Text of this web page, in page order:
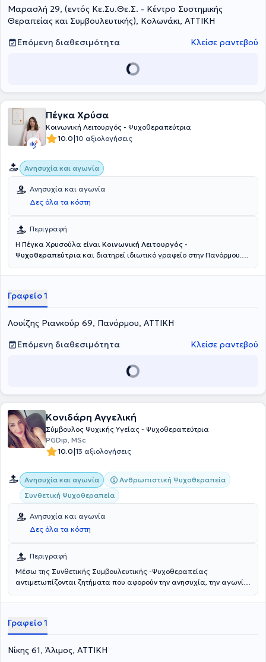
σοβαρής ασθένειας (πχ καρκίνος) και άλλα. Η πρώτη συνεδρία
αφορά στην γνωριμία, την διερεύνηση του αιτήματος και των
αναγκών, στο χτίσιμο μιας θεραπευτικής σχέσης, εμπιστοσύνης και
ασφάλειας χωρίς κριτική και με στόχο την κοινή διαμόρφωση του
πλαισίου συνεργασίας.
Μαρασλή 29, (εντός Κε.Συ.Θε.Σ. - Κέντρο Συστημικής
Θεραπείας και Συμβουλευτικής), Κολωνάκι, ΑΤΤΙΚΗ
Επόμενη διαθεσιμότητα
Κλείσε ραντεβού
Πέγκα Χρύσα
Κοινωνική Λειτουργός - Ψυχοθεραπεύτρια
10.0|10 αξιολογήσεις
Ανησυχία και αγωνία
Ανησυχία και αγωνία
Δες όλα τα κόστη
Περιγραφή
Η Πέγκα Χρυσούλα είναι Κοινωνική Λειτουργός -
Ψυχοθεραπεύτρια και διατηρεί ιδιωτικό γραφείο στην Πανόρμου.
εκπαιδευμένη στη Συστημική Ψυχοθεραπεία μέσω του Εργαστηρίου
πλαίσια ψυχικής υγείας, όπως η ΑΜΚΕ ΑΙΓΕΑΣ και το Ερευνητικό
Πανεπιστημιακό Ινστιτούτο Ψυχικής Υγιεινής, παρέχοντας
συμβουλευτικές και ψυχοθεραπευτικές υπηρεσίες, συντονίζοντας
θεραπευτικές ομάδες και σχεδιάζοντας εξατομικευμένες
παρεμβάσεις. Από τον Φεβρουάριο του 2025 διατηρεί το δικό της
χώρο συμβουλευτικής και ψυχοθεραπείας στους Αμπελόκηπους,
και τη δημιουργία μιας ασφαλούς και υποστηρικτικής
εθελοντική δράση.
Γραφείο 1
Λουίζης Ριανκούρ 69, Πανόρμου, ΑΤΤΙΚΗ
Επόμενη διαθεσιμότητα
Κλείσε ραντεβού
Κονιδάρη Αγγελική
Σύμβουλος Ψυχικής Υγείας - Ψυχοθεραπεύτρια
PGDip, MSc
10.0|13 αξιολογήσεις
Ανησυχία και αγωνία
Ανθρωπιστική Ψυχοθεραπεία
Συνθετική Ψυχοθεραπεία
Ανησυχία και αγωνία
Δες όλα τα κόστη
Περιγραφή
Μέσω της Συνθετικής Συμβουλευτικής -Ψυχοθεραπείας
αντιμετωπίζονται ζητήματα που αφορούν την ανησυχία, την αγωνία,
Γραφείο 1
Νίκης 61, Άλιμος, ΑΤΤΙΚΗ